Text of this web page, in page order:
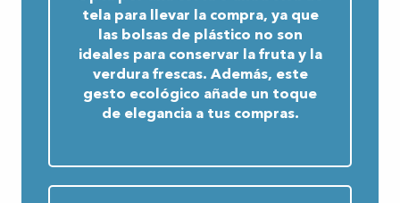
tela para llevar la compra, ya que
las bolsas de plástico no son
ideales para conservar la fruta y la
verdura frescas. Además, este
gesto ecológico añade un toque
de elegancia a tus compras.